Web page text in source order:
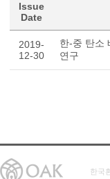
Issue
Date
2019-
12-30
한-중 탄소
연구
한국